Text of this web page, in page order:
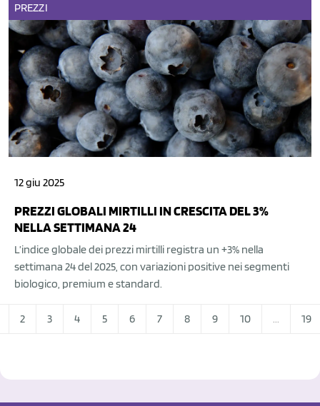
PREZZI
12 giu 2025
PREZZI GLOBALI MIRTILLI IN CRESCITA DEL 3%
NELLA SETTIMANA 24
L’indice globale dei prezzi mirtilli registra un +3% nella
settimana 24 del 2025, con variazioni positive nei segmenti
biologico, premium e standard.
2 3 4 5 6 7 8 9 10 ... 19